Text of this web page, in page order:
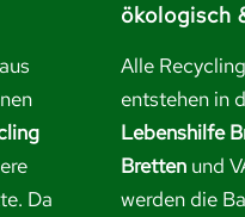
Da
ökologisch
Alle
entstehen in
Lebenshilfe
Bretten und
werden die